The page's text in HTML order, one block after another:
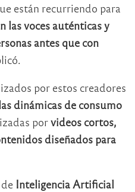
están recurriendo para
las voces auténticas y
antes que con
por estos creadores
dinámicas de consumo
porvideos cortos,
diseñados para
Inteligencia Artificial